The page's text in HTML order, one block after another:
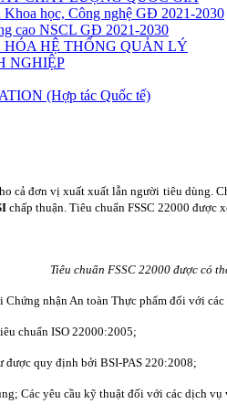
Khoa học, Công nghệ GĐ 2021-2030
cao NSCL GĐ 2021-2030
HỆ THỐNG QUẢN LÝ
NGHIỆP
(Hợp tác Quốc tế)
cả đơn vị xuất xuất lẫn người tiêu
chấp thuận. Tiêu chuẩn FSSC 22000 được
Tiêu chuẩn FSSC 22000 được có
nhận An toàn Thực phẩm đối với
chuẩn ISO 22000:2005;
quy định bởi BSI-PAS 220:2008;
yêu cầu kỹ thuật đối với các dịch vụ